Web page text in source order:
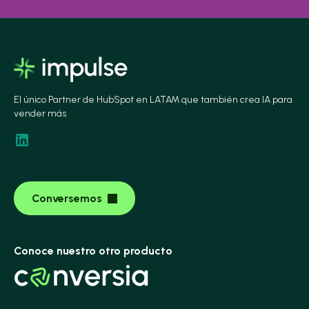
El único Partner de HubSpot en LATAM que también crea IA para
vender más
Conversemos
Conoce nuestro otro producto